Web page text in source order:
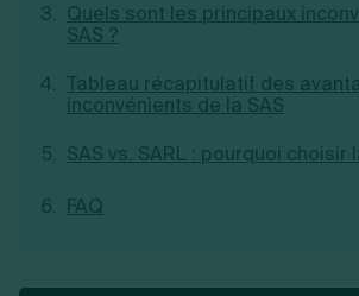
Découvrez notre cabinet
comptable LS Compta
Création d'association
Aides à la création d’entreprise
Fermeture d’une entreprise
Quels sont les principaux
SAS ?
Tableau récapitulatif des
inconvénients de la SAS
SAS vs. SARL : pourquoi choisir
FAQ